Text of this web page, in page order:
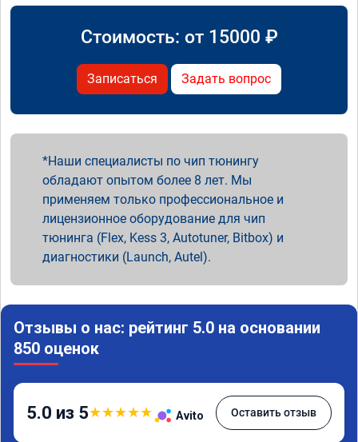
Стоимость: от 15000 ₽
Записаться Задать вопрос
Наши специалисты по чип тюнингу
обладают опытом более 8 лет. Мы
применяем только профессиональное и
лицензионное оборудование для чип
тюнинга (Flex, Kess 3, Autotuner, Bitbox) и
диагностики (Launch, Autel).
Отзывы о нас: рейтинг 5.0 на основании
850 оценок
5.0 из 5★★★★★ Avito Оставить отзыв